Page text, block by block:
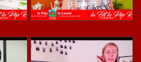
LFLPR-55